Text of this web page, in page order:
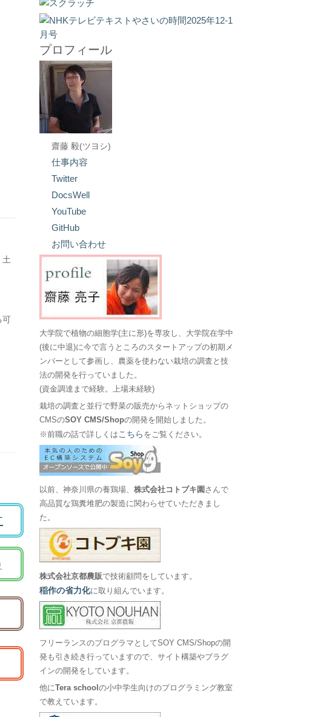
土
可
プロフィール
齋藤 毅(ツヨシ)
仕事内容
Twitter
DocsWell
YouTube
GitHub
お問い合わせ
大学院で植物の細胞学(主に形)を専攻し、大学院在学中
(後に中退)に今で言うところのスタートアップの初期メ
ンバーとして参画し、農薬を使わない栽培の調査と技
法の開発を行っていました。
(資金調達まで経験。上場未経験)
栽培の調査と並行で野菜の販売からネットショップの
CMSのSOY CMS/Shopの開発を開始しました。
※前職の話で詳しくは こちら をご覧ください。
以前、神奈川県の養鶏場、株式会社コトブキ園 さんで
高品質な鶏糞堆肥の製造に関わらせていただきまし
た。
株式会社京都農販で技術顧問をしています。
稲作の省力化に取り組んでいます。
フリーランスのプログラマとしてSOY CMS/Shopの開
発も引き続き行っていますので、サイト構築やプラグ
インの開発をしています。
他にTera schoolの小中学生向けのプログラミング教室
で教えています。